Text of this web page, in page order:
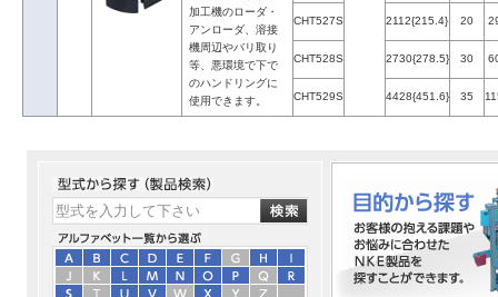
加工機のローダ・
アンローダ、溶接
機周辺やバリ取り
等、悪環境で下で
のハンドリングに
使用できます。
CHT527S 2112{215.4} 20
CHT528S 2730{278.5} 30
CHT529S 4428{451.6} 35